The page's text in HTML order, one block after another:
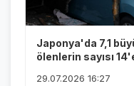
Japonya'da 7,1
ölenlerin sayısı
29.07.2026 16:27